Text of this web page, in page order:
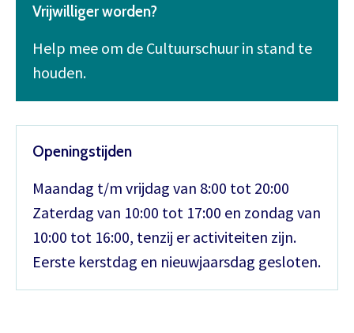
Vrijwilliger worden?
Help mee om de Cultuurschuur in stand te
houden.
Openingstijden
Maandag t/m vrijdag van 8:00 tot 20:00
Zaterdag van 10:00 tot 17:00 en zondag van
10:00 tot 16:00, tenzij er activiteiten zijn.
Eerste kerstdag en nieuwjaarsdag gesloten.